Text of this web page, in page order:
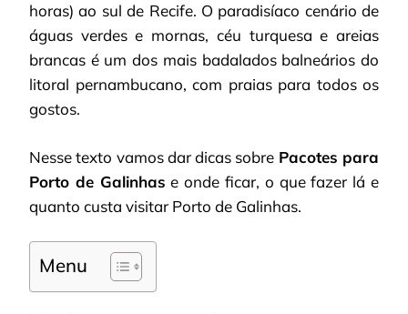
horas) ao sul de Recife. O paradisíaco cenário de
águas verdes e mornas, céu turquesa e areias
brancas é um dos mais badalados balneários do
litoral pernambucano, com praias para todos os
gostos.
Nesse texto vamos dar dicas sobre Pacotes para
Porto de Galinhas e onde ficar, o que fazer lá e
quanto custa visitar Porto de Galinhas.
Menu